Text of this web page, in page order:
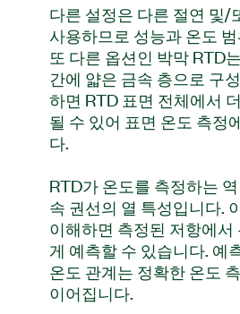
다른 설정은 다른 절연 및/
사용하므로 성능과 온도
또 다른 옵션인 박막 RTD
간에 얇은 금속 층으로 구
하면 RTD 표면 전체에서
될 수 있어 표면 온도 측정
다.
RTD가 온도를 측정하는
속 권선의 열 특성입니다.
이해하면 측정된 저항에서
게 예측할 수 있습니다. 예
온도 관계는 정확한 온도
이어집니다.